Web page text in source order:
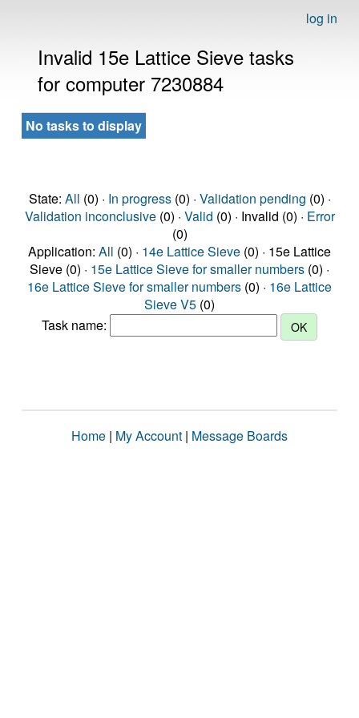
log in
Invalid 15e Lattice Sieve tasks
for computer 7230884
No tasks to display
State: All (0) · In progress(0) · Validation pending (0) ·
Validation inconclusive(0) · Valid (0) · Invalid (0) · Error
(0)
Application: All (0) · 14e Lattice Sieve (0) · 15e Lattice
Sieve (0) · 15e Lattice Sieve for smaller numbers (0) ·
16e Lattice Sieve for smaller numbers (0) · 16e Lattice
Sieve V5 (0)
Task name:
Home | My Account | Message Boards